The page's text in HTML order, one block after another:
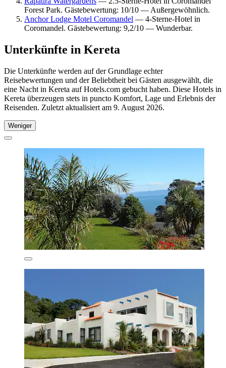
Forest Park. Gästebewertung: 10/10 — Außergewöhnlich.
Anchor Lodge Motel Coromandel — 4-Sterne-Hotel in
Coromandel. Gästebewertung: 9,2/10 — Wunderbar.
Unterkünfte in Kereta
Die Unterkünfte werden auf der Grundlage echter
Reisebewertungen und der Beliebtheit bei Gästen ausgewählt, die
eine Nacht in Kereta auf Hotels.com gebucht haben. Diese Hotels in
Kereta überzeugen stets in puncto Komfort, Lage und Erlebnis der
Reisenden. Zuletzt aktualisiert am 9. August 2026.
Weniger